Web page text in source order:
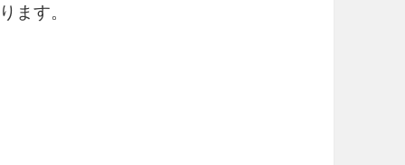
ます。